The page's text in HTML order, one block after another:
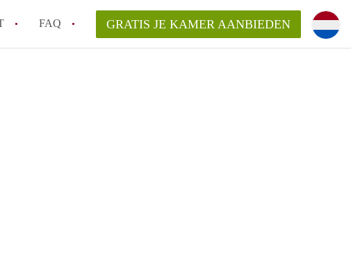
FAQ
bij een kamer in Amsterdam?
zoektermen voor een kamer in Amsterdam en wat
zoeker?
in Amsterdam?
voor de huurder?
GRATIS JE KAMER AANBIEDEN